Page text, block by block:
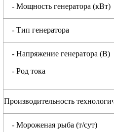
- Мощность генератора (кВт)
- Тип генератора
- Напряжение генератора (В)
- Род тока
Производительность
- Мороженая рыба (т/сут)